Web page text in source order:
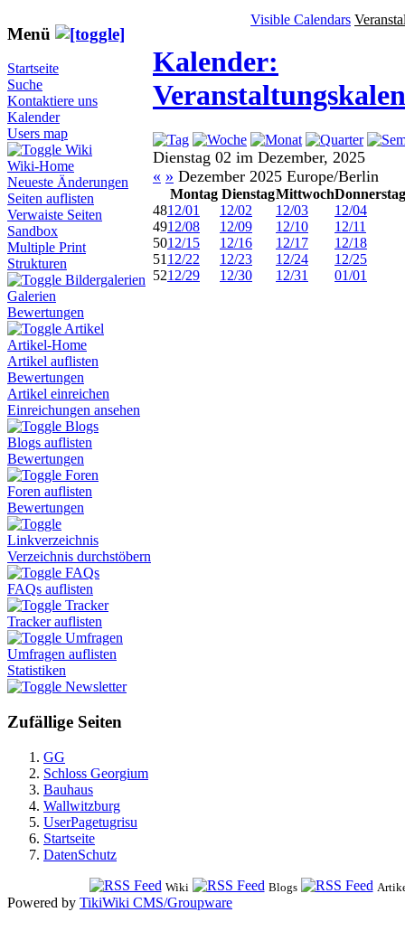
Menü
Startseite
Suche
Kontaktiere uns
Kalender
Users map
Wiki
Wiki-Home
Neueste Änderungen
Seiten auflisten
Verwaiste Seiten
Sandbox
Multiple Print
Strukturen
Bildergalerien
Galerien
Bewertungen
Artikel
Artikel-Home
Artikel auflisten
Bewertungen
Artikel einreichen
Einreichungen ansehen
Blogs
Blogs auflisten
Bewertungen
Foren
Foren auflisten
Bewertungen
Linkverzeichnis
Verzeichnis durchstöbern
FAQs
FAQs auflisten
Tracker
Tracker auflisten
Umfragen
Umfragen auflisten
Statistiken
Newsletter
Zufällige Seiten
GG
Schloss Georgium
Bauhaus
Wallwitzburg
UserPagetugrisu
Startseite
DatenSchutz
Visible Calendars
Kalender:
Dienstag 02 im Dezember, 2025
« » Dezember 2025 Europe/Berlin
Montag DienstagMittwochDonnerstag
4812/01 12/02 12/03
12/04
4912/08 12/09 12/10
12/11
5012/15 12/16 12/17
12/18
51 12/22 12/23 12/24
12/25
5212/29 12/30 12/31 01/01
Wiki Blogs
Powered by TikiWiki CMS/Groupware